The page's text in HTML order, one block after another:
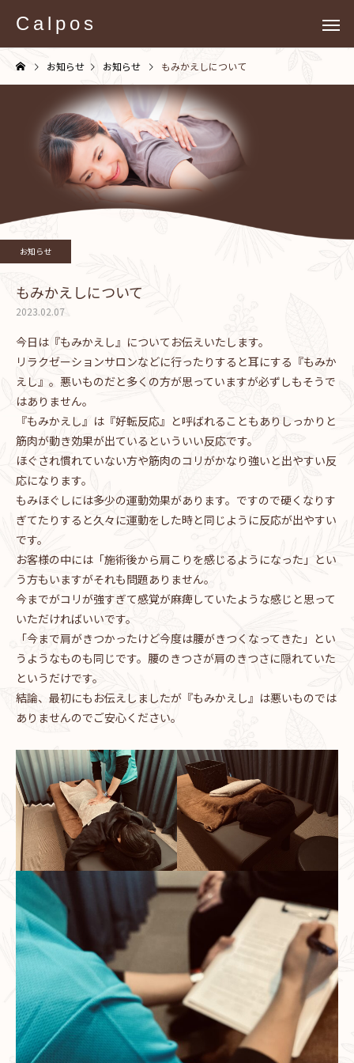
Calpos
お知らせ お知らせ もみかえしについて
お知らせ
もみかえしについて
2023.02.07
今日は『もみかえし』についてお伝えいたします。
リラクゼーションサロンなどに行ったりすると耳にする『もみか
えし』。悪いものだと多くの方が思っていますが必ずしもそうで
はありません。
『もみかえし』は『好転反応』と呼ばれることもありしっかりと
筋肉が動き効果が出ているといういい反応です。
ほぐされ慣れていない方や筋肉のコリがかなり強いと出やすい反
応になります。
もみほぐしには多少の運動効果があります。ですので硬くなりす
ぎてたりすると久々に運動をした時と同じように反応が出やすい
です。
お客様の中には「施術後から肩こりを感じるようになった」とい
う方もいますがそれも問題ありません。
今までがコリが強すぎて感覚が麻痺していたような感じと思って
いただければいいです。
「今まで肩がきつかったけど今度は腰がきつくなってきた」とい
うようなものも同じです。腰のきつさが肩のきつさに隠れていた
というだけです。
結論、最初にもお伝えしましたが『もみかえし』は悪いものでは
ありませんのでご安心ください。